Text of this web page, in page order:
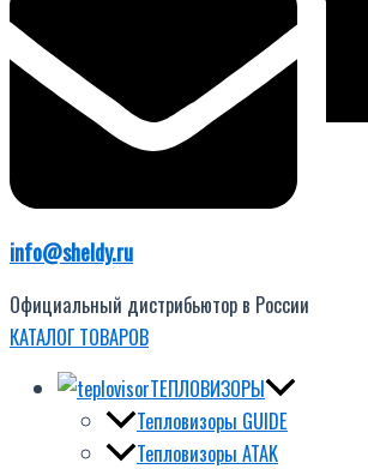
info@sheldy.ru
Официальный дистрибьютор в России
КАТАЛОГ ТОВАРОВ
ТЕПЛОВИЗОРЫ
Тепловизоры GUIDE
Тепловизоры ATAK